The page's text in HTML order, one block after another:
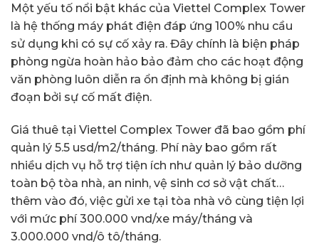
Một yếu tố nổi bật khác của Viettel Complex Tower
là hệ thống máy phát điện đáp ứng 100% nhu cầu
sử dụng khi có sự cố xảy ra. Đây chính là biện pháp
phòng ngừa hoàn hảo bảo đảm cho các hoạt động
văn phòng luôn diễn ra ổn định mà không bị gián
đoạn bởi sự cố mất điện.
Giá thuê tại Viettel Complex Tower đã bao gồm phí
quản lý 5.5 usd/m2/tháng. Phí này bao gồm rất
nhiều dịch vụ hỗ trợ tiện ích như quản lý bảo dưỡng
toàn bộ tòa nhà, an ninh, vệ sinh cơ sở vật chất…
thêm vào đó, việc gửi xe tại tòa nhà vô cùng tiện lợi
với mức phí 300.000 vnd/xe máy/tháng và
3.000.000 vnd/ô tô/tháng.